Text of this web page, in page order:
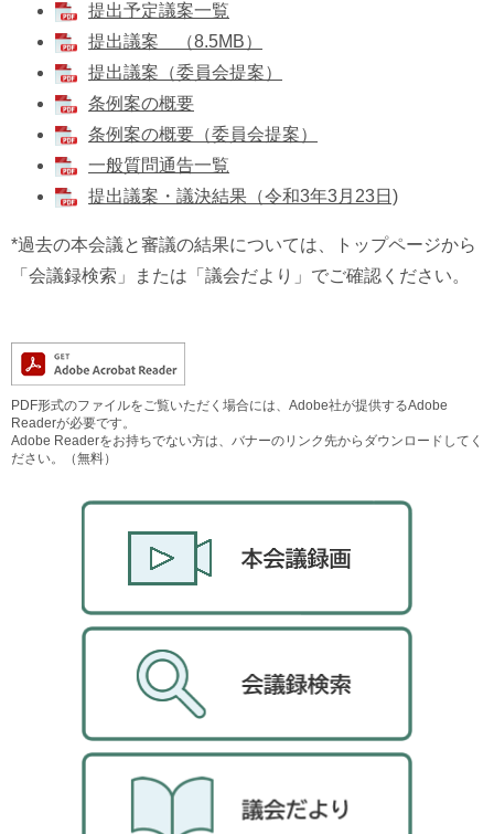
提出予定議案一覧
提出議案 （8.5MB）
提出議案（委員会提案）
条例案の概要
条例案の概要（委員会提案）
一般質問通告一覧
提出議案・議決結果（令和3年3月23日)
*過去の本会議と審議の結果については、トップページから
「会議録検索」または「議会だより」でご確認ください。
PDF形式のファイルをご覧いただく場合には、Adobe社が提供するAdobe
Readerが必要です。
Adobe Readerをお持ちでない方は、バナーのリンク先からダウンロードしてく
ださい。（無料）